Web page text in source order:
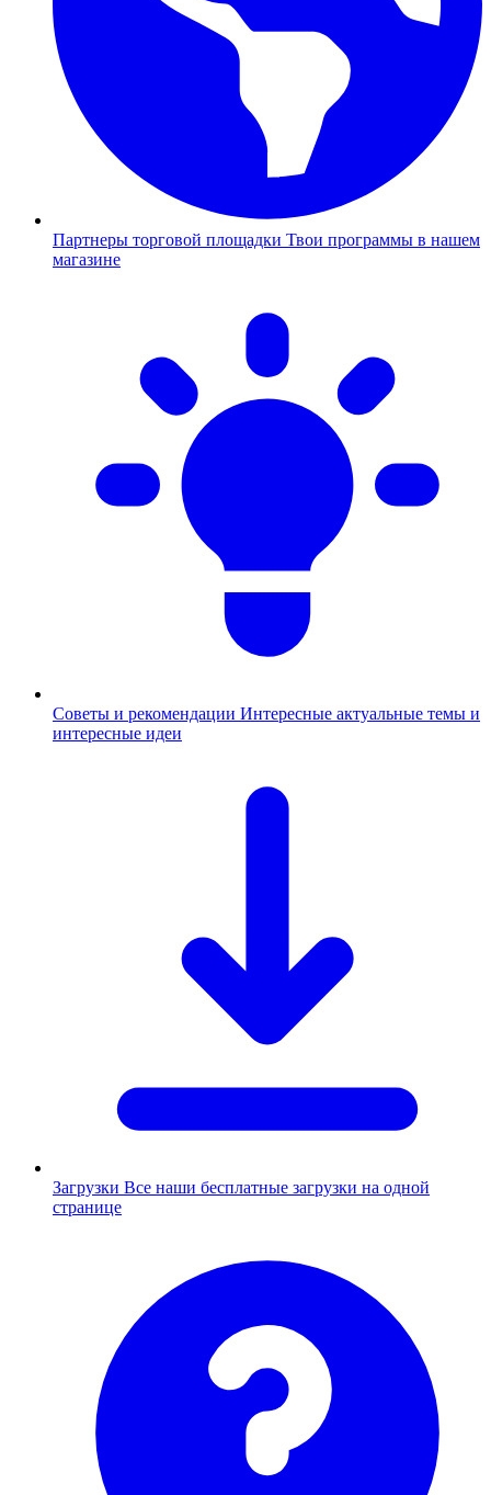
Партнеры торговой площадки Твои программы в нашем
магазине
Советы и рекомендации Интересные актуальные темы и
интересные идеи
Загрузки Все наши бесплатные загрузки на одной
странице